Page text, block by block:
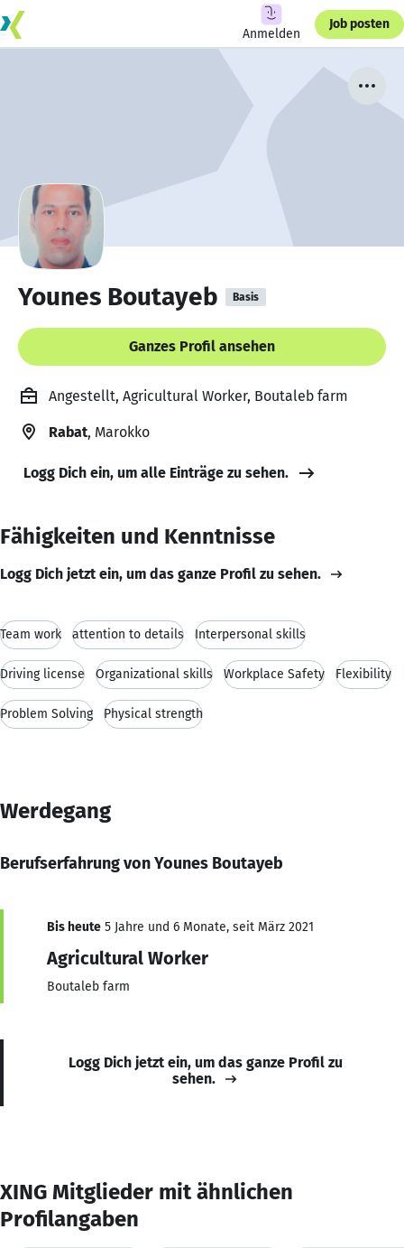
Anmelden
Job posten
Younes Boutayeb Basis
Ganzes Profil ansehen
Angestellt, Agricultural Worker, Boutaleb farm
Rabat, Marokko
Logg Dich ein, um alle Einträge zu sehen.
Fähigkeiten und Kenntnisse
Logg Dich jetzt ein, um das ganze Profil zu sehen.
Team work attention to details Interpersonal skills
Driving license Organizational skills Workplace Safety Flexibility
Problem Solving Physical strength
Werdegang
Berufserfahrung von Younes Boutayeb
Bis heute 5 Jahre und 6 Monate, seit März 2021
Agricultural Worker
Boutaleb farm
Logg Dich jetzt ein, um das ganze Profil zu
sehen.
XING Mitglieder mit ähnlichen
Profilangaben